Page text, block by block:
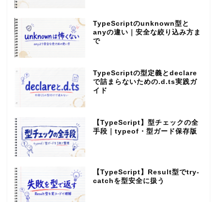
TypeScriptのunknown型と
anyの違い｜安全な絞り込み方ま
で
TypeScriptの型定義とdeclare
で詰まらないための.d.ts実践ガ
イド
【TypeScript】型チェックの全
手段｜typeof・型ガード保存版
【TypeScript】Result型でtry-
catchを型安全に扱う